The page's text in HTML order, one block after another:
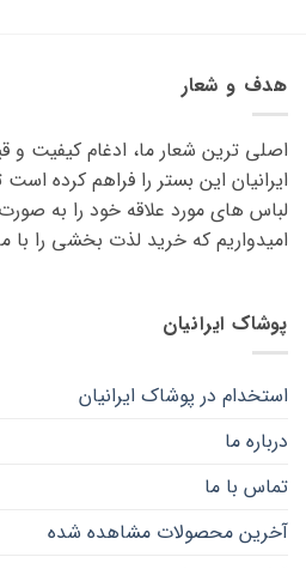
انواع
مختلفی
می
باشد.
گزینه
ها
ممکن
است
محصول
انتخاب
ممکن
هدف و شعار
اصلی ترین شعار ما، ادغام
ایرانیان این بستر را فراهم کرده است
لباس های مورد علاقه ‌خود را به
امیدواریم که خرید لذت ‌بخشی را با
پوشاک ایرانیان
استخدام در پوشاک ایرانیان
درباره ما
تماس با ما
آخرین محصولات مشاهده شده